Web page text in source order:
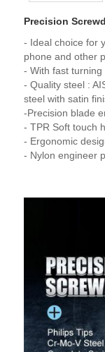
Precision
- Ideal choice for
phone and other
- With fast
- Quality steel :
steel with satin
-Precision blade
- TPR Soft touch
- Ergonomic
- Nylon engineer